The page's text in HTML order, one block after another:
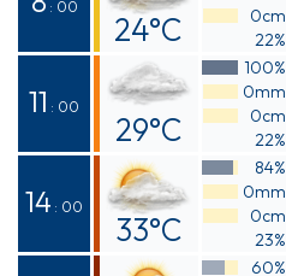
: 00
24°C
Odczuwalna
23°C
0cm
22%
11 : 00
29°C
Odczuwalna
28°C
100%
0mm
0cm
22%
14 : 00
33°C
Odczuwalna
84%
0mm
0cm
23%
60%